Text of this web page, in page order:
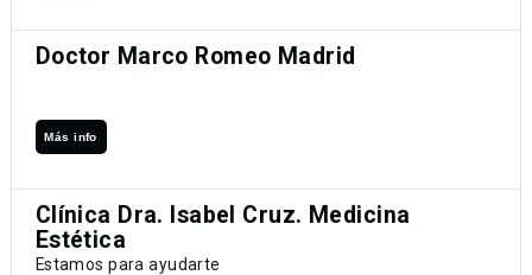
Doctor Marco Romeo Madrid
Más info
Clínica Dra. Isabel Cruz. Medicina
Estética
Estamos para ayudarte